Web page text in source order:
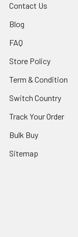
Contact Us
Blog
FAQ
Store Policy
Term & Condition
Switch Country
Track Your Order
Bulk Buy
Sitemap